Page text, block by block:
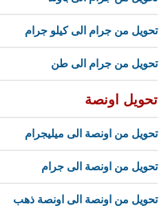
تحويل من جرام الى كيلو جرام
تحويل من جرام الى طن
تحويل اونصة
تحويل من اونصة الى ميليجرام
تحويل من اونصة الى جرام
تحويل من اونصة الى اونصة ذهب